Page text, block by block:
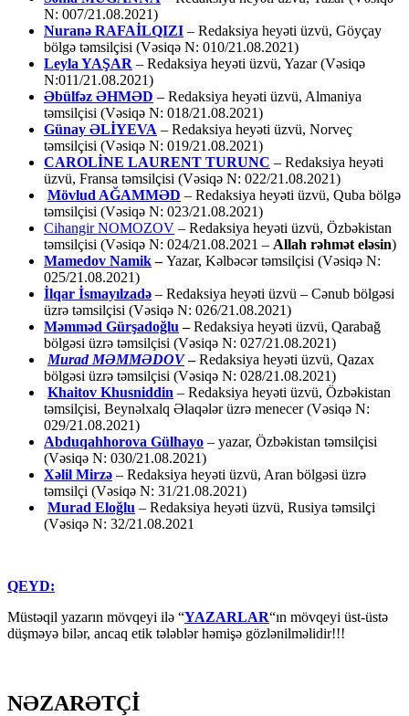
N: 007/21.08.2021)
Nuranə RAFAİLQIZI – Redaksiya heyəti üzvü, Göyçay
bölgə təmsilçisi (Vəsiqə N: 010/21.08.2021)
Leyla YAŞAR – Redaksiya heyəti üzvü, Yazar (Vəsiqə
N:011/21.08.2021)
Əbülfəz ƏHMƏD – Redaksiya heyəti üzvü, Almaniya
təmsilçisi (Vəsiqə N: 018/21.08.2021)
Günay ƏLİYEVA – Redaksiya heyəti üzvü, Norveç
təmsilçisi (Vəsiqə N: 019/21.08.2021)
CAROLİNE LAURENT TURUNC – Redaksiya heyəti
üzvü, Fransa təmsilçisi (Vəsiqə N: 022/21.08.2021)
Mövlud AĞAMMƏD – Redaksiya heyəti üzvü, Quba bölgə
təmsilçisi (Vəsiqə N: 023/21.08.2021)
Cihangir NOMOZOV – Redaksiya heyəti üzvü, Özbəkistan
təmsilçisi (Vəsiqə N: 024/21.08.2021 – Allah rəhmət eləsin)
Mamedov Namik–Yazar, Kəlbəcər təmsilçisi (Vəsiqə N:
025/21.08.2021)
İlqar İsmayılzadə – Redaksiya heyəti üzvü – Cənub bölgəsi
üzrə təmsilçisi (Vəsiqə N: 026/21.08.2021)
Məmməd Gürşadoğlu –Redaksiya heyəti üzvü, Qarabağ
bölgəsi üzrə təmsilçisi (Vəsiqə N: 027/21.08.2021)
Murad MƏMMƏDOV –Redaksiya heyəti üzvü, Qazax
bölgəsi üzrə təmsilçisi (Vəsiqə N: 028/21.08.2021)
Khaitov Khusniddin – Redaksiya heyəti üzvü, Özbəkistan
təmsilçisi, Beynəlxalq Əlaqələr üzrə menecer (Vəsiqə N:
029/21.08.2021)
Abduqahhorova Gülhayo – yazar, Özbəkistan təmsilçisi
(Vəsiqə N: 030/21.08.2021)
Xəlil Mirzə – Redaksiya heyəti üzvü, Aran bölgəsi üzrə
təmsilçi (Vəsiqə N: 31/21.08.2021)
Murad Eloğlu – Redaksiya heyəti üzvü, Rusiya təmsilçi
(Vəsiqə N: 32/21.08.2021
QEYD:
Müstəqil yazarın mövqeyi ilə “YAZARLAR“ın mövqeyi üst-üstə
düşməyə bilər, ancaq etik tələblər həmişə gözlənilməlidir!!!
NƏZARƏTÇİ